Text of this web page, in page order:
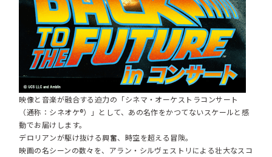
映像と音楽が融合する迫力の「シネマ・オーケストラコンサート
（通称：シネオケ®）」として、あの名作をかつてないスケールと感
動でお届けします。
デロリアンが駆け抜ける興奮、時空を超える冒険。
映画の名シーンの数々を、アラン・シルヴェストリによる壮大なスコ